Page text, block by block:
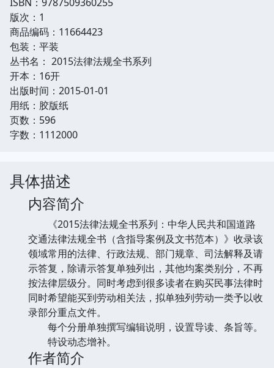
版次：1
商品编码：11664423
包装：平装
丛书名： 2015法律法规全书系列
开本：16开
出版时间：2015-01-01
用纸：胶版纸
页数：596
字数：1112000
具体描述
内容简介
《2015法律法规全书系列：中华人民共和国道路
交通法律法规全书（含指导案例及文书范本）》收录该
领域常用的法律、行政法规、部门规章、司法解释及请
示答复，除请示答复单独列出，其他均案类别分，不再
按法律层级分。同时考虑到很多读者在购买民事法律时
同时希望能买到劳动相关法，拟单独列劳动一类予以收
录部分重点文件。
每个分册单独撰写编辑说明，设置导读、条旨等。
特设动态增补。
作者简介